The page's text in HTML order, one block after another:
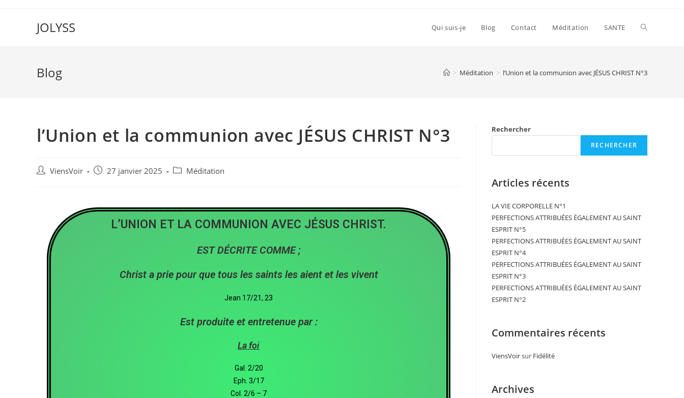
JOLYSS Qui suis-je Blog Contact Méditation SANTE
Blog > Méditation > l’Union et la communion avec JÉSUS CHRIST N°3
l’Union et la communion avec JÉSUS CHRIST N°3
ViensVoir 27 janvier 2025 Méditation
L’UNION ET LA COMMUNION AVEC JÉSUS CHRIST.
EST DÉCRITE COMME ;
Christ a prie pour que tous les saints les aient et les vivent
Jean 17/21, 23
Est produite et entretenue par :
La foi
Gal. 2/20
Eph. 3/17
Col. 2/6 – 7
Rechercher
RECHERCHER
Articles récents
LA VIE CORPORELLE N°1
PERFECTIONS ATTRIBUÉES ÉGALEMENT AU SAINT
ESPRIT N°5
PERFECTIONS ATTRIBUÉES ÉGALEMENT AU SAINT
ESPRIT N°4
PERFECTIONS ATTRIBUÉES ÉGALEMENT AU SAINT
ESPRIT N°3
PERFECTIONS ATTRIBUÉES ÉGALEMENT AU SAINT
ESPRIT N°2
Commentaires récents
ViensVoirsur Fidélité
Archives